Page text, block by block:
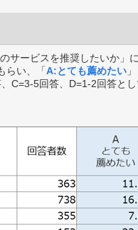
サービスを推奨したいか」
らい、「A:とても薦めたい
5回答、D=1-2回答とし